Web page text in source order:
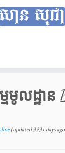
មមូលដ្ឋាន
(updated 3931 days